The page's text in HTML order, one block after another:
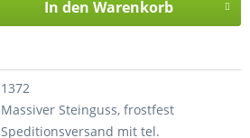
In den Warenkorb
1372
Massiver Steinguss, frostfest
Speditionsversand mit tel.